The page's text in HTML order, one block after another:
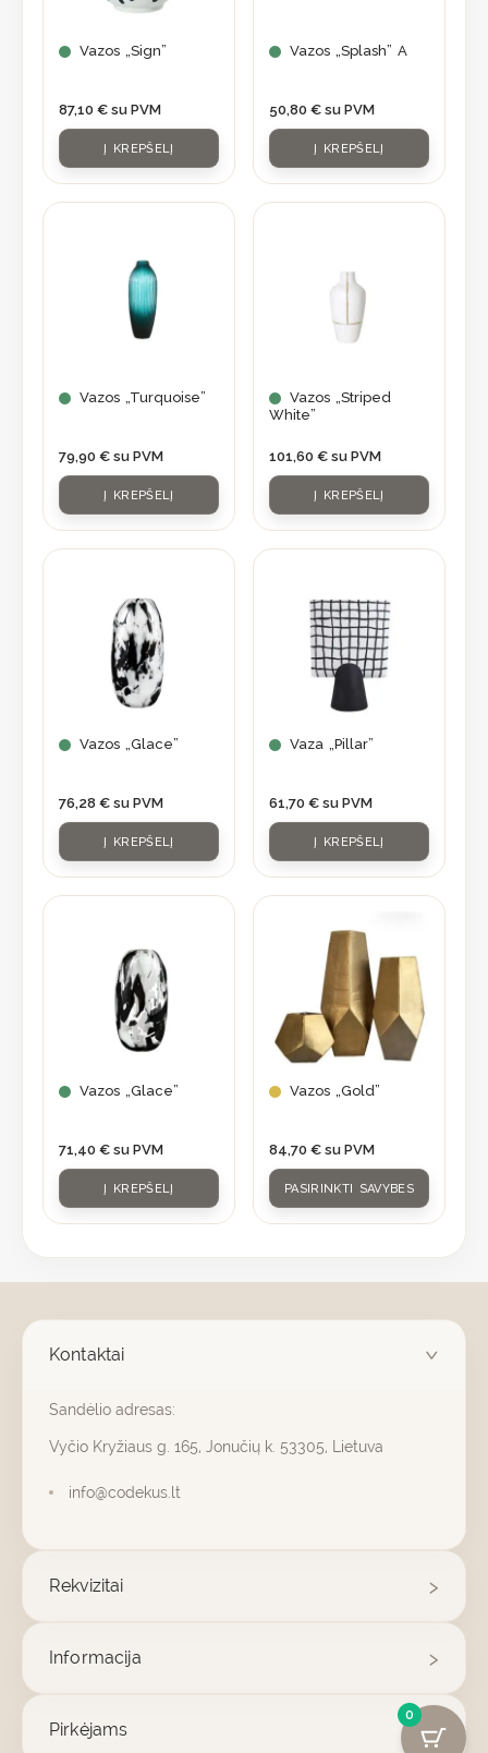
Vazos „Sign”
87,10 € su PVM
Į KREPŠELĮ
Vazos „Splash” A
50,80 € su PVM
Į KREPŠELĮ
Vazos „Turquoise”
79,90 € su PVM
Į KREPŠELĮ
Vazos „Striped
White”
101,60 € su PVM
Į KREPŠELĮ
Vazos „Glace”
76,28 € su PVM
Į KREPŠELĮ
Vaza „Pillar”
61,70 € su PVM
Į KREPŠELĮ
Vazos „Glace”
71,40 € su PVM
Į KREPŠELĮ
Vazos „Gold”
84,70 € su PVM
PASIRINKTI SAVYBES
multiple
variants.
The
options
may
chosen
on
the
product
Kontaktai
Sandėlio adresas:
Vyčio Kryžiaus g. 165, Jonučių k. 53305, Lietuva
info@codekus.lt
Rekvizitai
Informacija
Pirkėjams
0